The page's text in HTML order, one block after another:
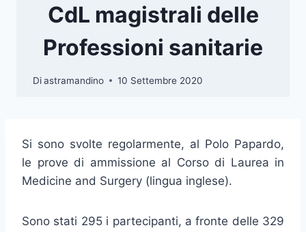
CdL magistrali delle
Professioni sanitarie
Diastramandino 10 Settembre 2020
Si sono svolte regolarmente, al Polo Papardo,
le prove di ammissione al Corso di Laurea in
Medicine and Surgery (lingua inglese).
Sono stati 295 i partecipanti, a fronte delle 329